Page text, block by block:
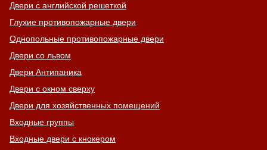
Двери с английской решеткой
Глухие противопожарные двери
Однопольные противопожарные двери
Двери со львом
Двери Антипаника
Двери с окном сверху
Двери для хозяйственных помещений
Входные группы
Входные двери с кнокером